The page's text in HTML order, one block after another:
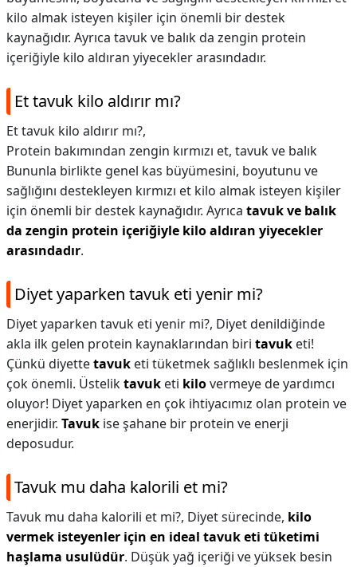
kilo almak isteyen kişiler için önemli bir destek
kaynağıdır. Ayrıca tavuk ve balık da zengin protein
içeriğiyle kilo aldıran yiyecekler arasındadır.
Et tavuk kilo aldırır mı?
Et tavuk kilo aldırır mı?,
Protein bakımından zengin kırmızı et, tavuk ve balık
Bununla birlikte genel kas büyümesini, boyutunu ve
sağlığını destekleyen kırmızı et kilo almak isteyen kişiler
için önemli bir destek kaynağıdır. Ayrıca tavuk ve balık
da zengin protein içeriğiyle kilo aldıran yiyecekler
arasındadır.
Diyet yaparken tavuk eti yenir mi?
Diyet yaparken tavuk eti yenir mi?, Diyet denildiğinde
akla ilk gelen protein kaynaklarından biri tavuk eti!
Çünkü diyettetavuk eti tüketmek sağlıklı beslenmek için
çok önemli. Üsteliktavuk eti kilovermeye de yardımcı
oluyor! Diyet yaparken en çok ihtiyacımız olan protein ve
enerjidir. Tavuk ise şahane bir protein ve enerji
deposudur.
Tavuk mu daha kalorili et mi?
Tavuk mu daha kalorili et mi?, Diyet sürecinde, kilo
vermek isteyenler için en ideal tavuk eti tüketimi
haşlama usulüdür. Düşük yağ içeriği ve yüksek besin